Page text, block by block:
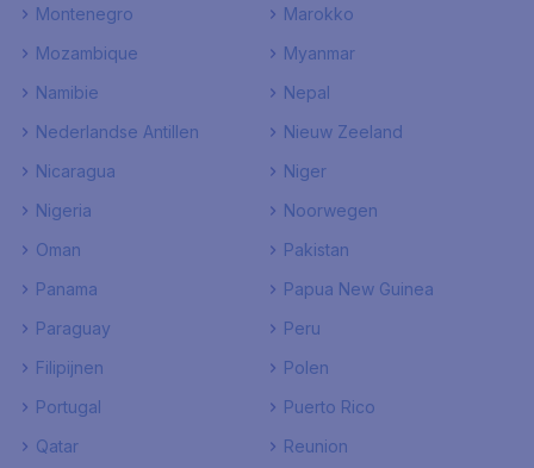
Montenegro
Marokko
Mozambique
Myanmar
Namibie
Nepal
Nederlandse Antillen
Nieuw Zeeland
Nicaragua
Niger
Nigeria
Noorwegen
Oman
Pakistan
Panama
Papua New Guinea
Paraguay
Peru
Filipijnen
Polen
Portugal
Puerto Rico
Qatar
Reunion